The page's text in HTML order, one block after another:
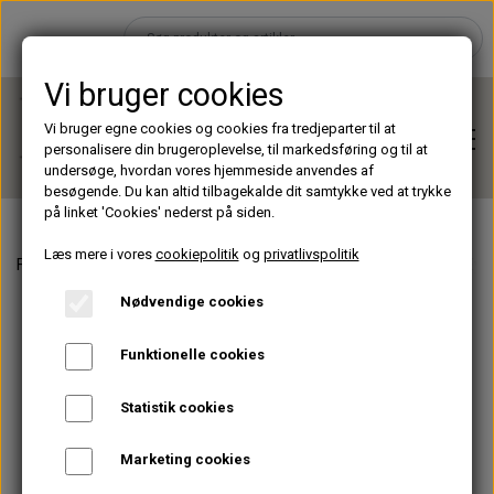
Brands
Forside Accessories Patches & Pads Lash Magic Lint Free
Vi bruger cookies
Vi bruger egne cookies og cookies fra tredjeparter til at
personalisere din brugeroplevelse, til markedsføring og til at
undersøge, hvordan vores hjemmeside anvendes af
besøgende. Du kan altid tilbagekalde dit samtykke ved at trykke
på linket 'Cookies' nederst på siden.
Læs mere i vores cookiepolitikog privatlivspolitik
Nødvendige cookies
Funktionelle cookies
Statistik cookies
Marketing cookies